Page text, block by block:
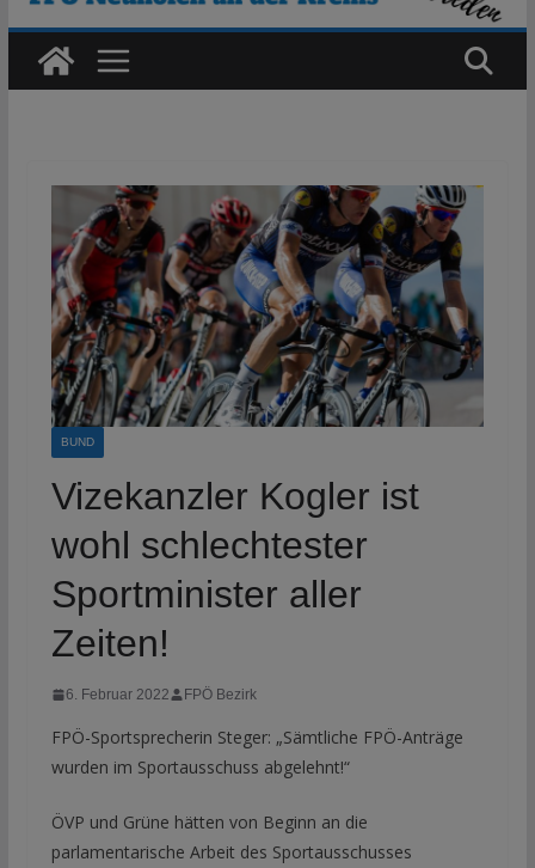
BUND
Vizekanzler Kogler ist
wohl schlechtester
Sportminister aller
Zeiten!
6. Februar 2022 FPÖ Bezirk
FPÖ-Sportsprecherin Steger: „Sämtliche FPÖ-Anträge
wurden im Sportausschuss abgelehnt!“
ÖVP und Grüne hätten von Beginn an die
parlamentarische Arbeit des Sportausschusses